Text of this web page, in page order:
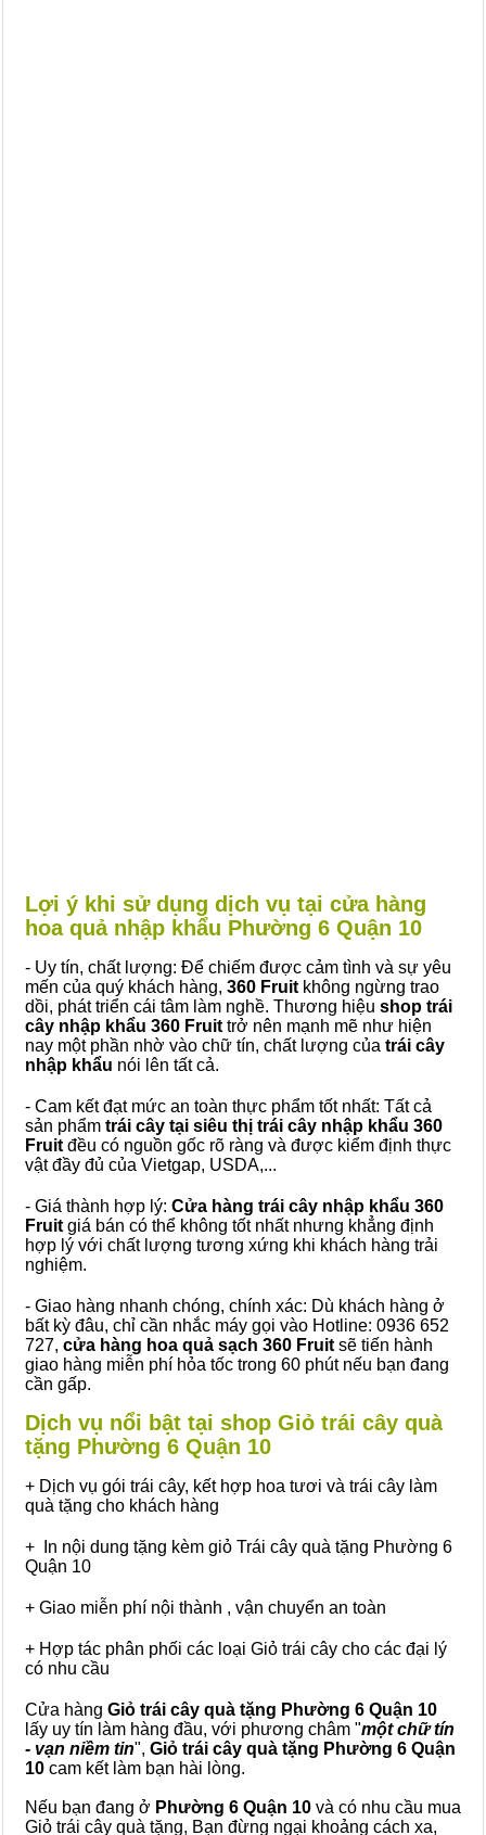
Lợi ý khi sử dụng dịch vụ tại cửa hàng
hoa quả nhập khẩu Phường 6 Quận 10
- Uy tín, chất lượng: Để chiếm được cảm tình và sự yêu
mến của quý khách hàng, 360 Fruit không ngừng trao
dồi, phát triển cái tâm làm nghề. Thương hiệu shop trái
cây nhập khẩu 360 Fruit trở nên mạnh mẽ như hiện
nay một phần nhờ vào chữ tín, chất lượng của trái cây
nhập khẩu nói lên tất cả.
- Cam kết đạt mức an toàn thực phẩm tốt nhất: Tất cả
sản phẩm trái cây tại siêu thị trái cây nhập khẩu 360
Fruit đều có nguồn gốc rõ ràng và được kiểm định thực
vật đầy đủ của Vietgap, USDA,...
- Giá thành hợp lý: Cửa hàng trái cây nhập khẩu 360
Fruit giá bán có thể không tốt nhất nhưng khẳng định
hợp lý với chất lượng tương xứng khi khách hàng trải
nghiệm.
- Giao hàng nhanh chóng, chính xác: Dù khách hàng ở
bất kỳ đâu, chỉ cần nhắc máy gọi vào Hotline: 0936 652
727, cửa hàng hoa quả sạch 360 Fruit sẽ tiến hành
giao hàng miễn phí hỏa tốc trong 60 phút nếu bạn đang
cần gấp.
Dịch vụ nổi bật tại shop Giỏ trái cây quà
tặng Phường 6 Quận 10
+ Dịch vụ gói trái cây, kết hợp hoa tươi và trái cây làm
quà tặng cho khách hàng
+ In nội dung tặng kèm giỏ Trái cây quà tặng Phường 6
Quận 10
+ Giao miễn phí nội thành , vận chuyển an toàn
+ Hợp tác phân phối các loại Giỏ trái cây cho các đại lý
có nhu cầu
Cửa hàng Giỏ trái cây quà tặng Phường 6 Quận 10
lấy uy tín làm hàng đầu, với phương châm "một chữ tín
- vạn niềm tin", Giỏ trái cây quà tặng Phường 6 Quận
10 cam kết làm bạn hài lòng.
Nếu bạn đang ở Phường 6 Quận 10 và có nhu cầu mua
Giỏ trái cây quà tặng, Bạn đừng ngại khoảng cách xa,